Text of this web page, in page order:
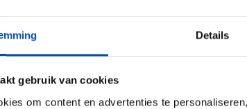
Details
gebruik van cookies
om content en advertenties te
in those fields. Biotech Act
future-proof framework for the
biotech, based on a full impact
to help shape Europe’s biotech
to push for bold EU action, ensuring